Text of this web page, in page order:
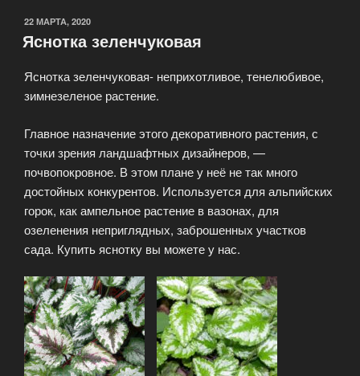
ОПУБЛИКОВАНО
22 МАРТА, 2020
Яснотка зеленчуковая
Яснотка зеленчуковая- неприхотливое, тенелюбивое,
зимнезеленое растение.
Главное назначение этого декоративного растения, с
точки зрения ландшафтных дизайнеров, —
почвопокровное. В этом плане у неё не так много
достойных конкурентов. Используется для альпийских
горок, как ампельное растение в вазонах, для
озеленения неприглядных, заброшенных участков
сада. Купить яснотку вы можете у нас.